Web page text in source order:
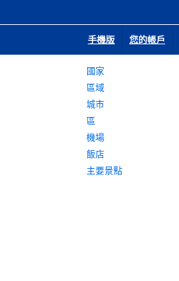
手機版 您的帳戶
國家
區域
城市
區
機場
飯店
主要景點